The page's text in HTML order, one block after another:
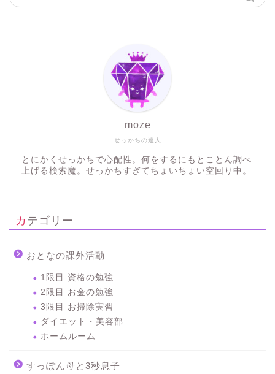
せっかちの達人
moze
とにかくせっかちで心配性。何をするにもとことん調べ
上げる検索魔。せっかちすぎてちょいちょい空回り中。
カテゴリー
おとなの課外活動
1限目 資格の勉強
2限目 お金の勉強
3限目 お掃除実習
ダイエット・美容部
ホームルーム
すっぽん母と3秒息子